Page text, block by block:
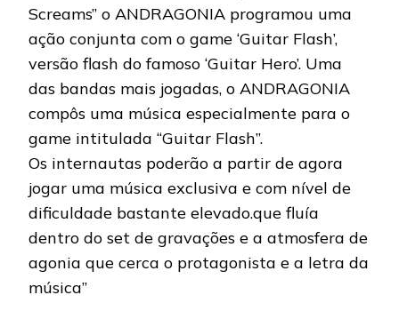
Screams” o ANDRAGONIA programou uma
ação conjunta com o game ‘Guitar Flash’,
versão flash do famoso ‘Guitar Hero’. Uma
das bandas mais jogadas, o ANDRAGONIA
compôs uma música especialmente para o
game intitulada “Guitar Flash”.
Os internautas poderão a partir de agora
jogar uma música exclusiva e com nível de
dificuldade bastante elevado.que fluía
dentro do set de gravações e a atmosfera de
agonia que cerca o protagonista e a letra da
música”